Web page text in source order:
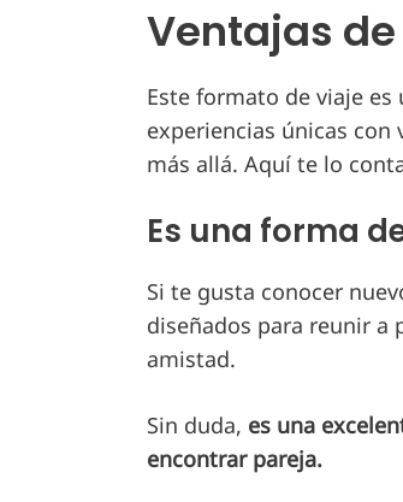
Ventajas
Este formato de viaje
experiencias únicas con
más allá. Aquí te lo
Es una forma
Si te gusta conocer
diseñados para reunir a
amistad.
Sin duda, es una
encontrar pareja.